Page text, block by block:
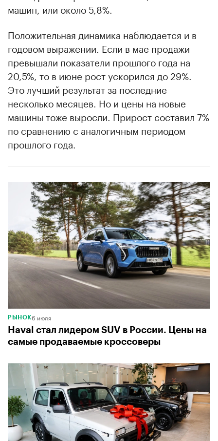
машин, или около 5,8%.
Положительная динамика наблюдается и в
годовом выражении. Если в мае продажи
превышали показатели прошлого года на
20,5%, то в июне рост ускорился до 29%.
Это лучший результат за последние
несколько месяцев. Но и цены на новые
машины тоже выросли. Прирост составил 7%
по сравнению с аналогичным периодом
прошлого года.
РЫНОК6 июля
Haval стал лидером SUV в России. Цены на
самые продаваемые кроссоверы